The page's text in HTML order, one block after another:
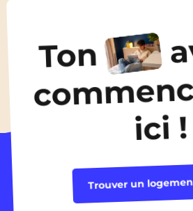
Découvrir les logements
Ton
ici !
Trouver un